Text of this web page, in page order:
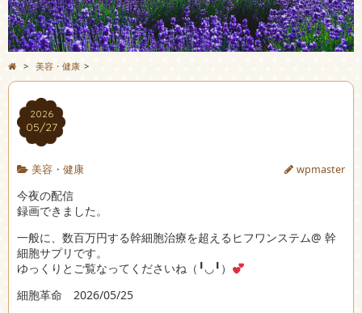
> 美容・健康 >
2026
05/27
美容・健康 wpmaster
今夜の配信
録画できました。
一般に、数百万円する幹細胞治療を超えるヒフワンステム@ 幹
細胞サプリです。
ゆっくりとご覧なってくださいね（╹◡╹）
細胞革命 2026/05/25